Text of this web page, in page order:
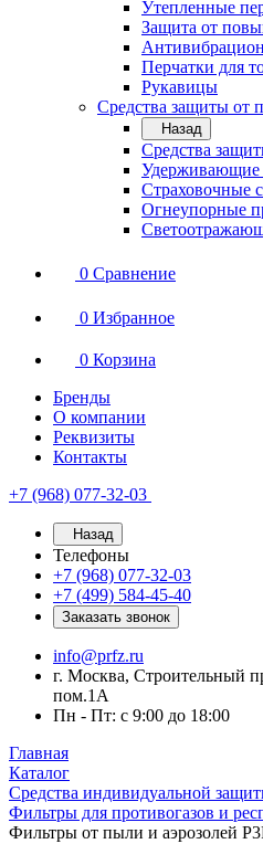
Утепленные
Защита от
Перчатки для
Рукавицы
Средства защиты от
Назад
Средства
Удерживающие
Страховочные
Огнеупорные
0 Сравнение
0 Избранное
0 Корзина
Бренды
О компании
Реквизиты
Контакты
+7 (968) 077-32-03
Назад
Телефоны
+7 (968) 077-32-03
+7 (499) 584-45-40
Заказать звонок
info@prfz.ru
г. Москва, Строительный
пом.1А
Пн - Пт: с 9:00 до 18:00
Главная
Каталог
Средства индивидуальной
Фильтры для противогазов и
Фильтры от пыли и аэрозолей